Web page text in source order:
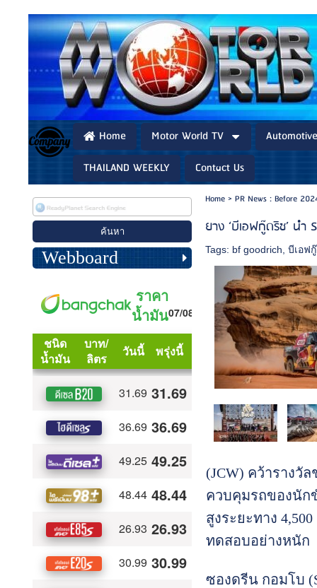
Home Motor World TV
THAILAND WEEKLY
Contact Us
Webboard
Home> PR News : Before
ยาง ‘บีเอฟกู๊ดริช’ นำ
Tags: bf goodrich ,บีเอฟ
(JCW) คว้ารางวั
ควบคุมรถของนัก
สูงระยะทาง
ทดสอบอย่างหนัก
ซองดรีน กอมโบ